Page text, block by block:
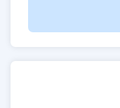
بر عدالت او
برقرار می‌کنند.
در خیابان